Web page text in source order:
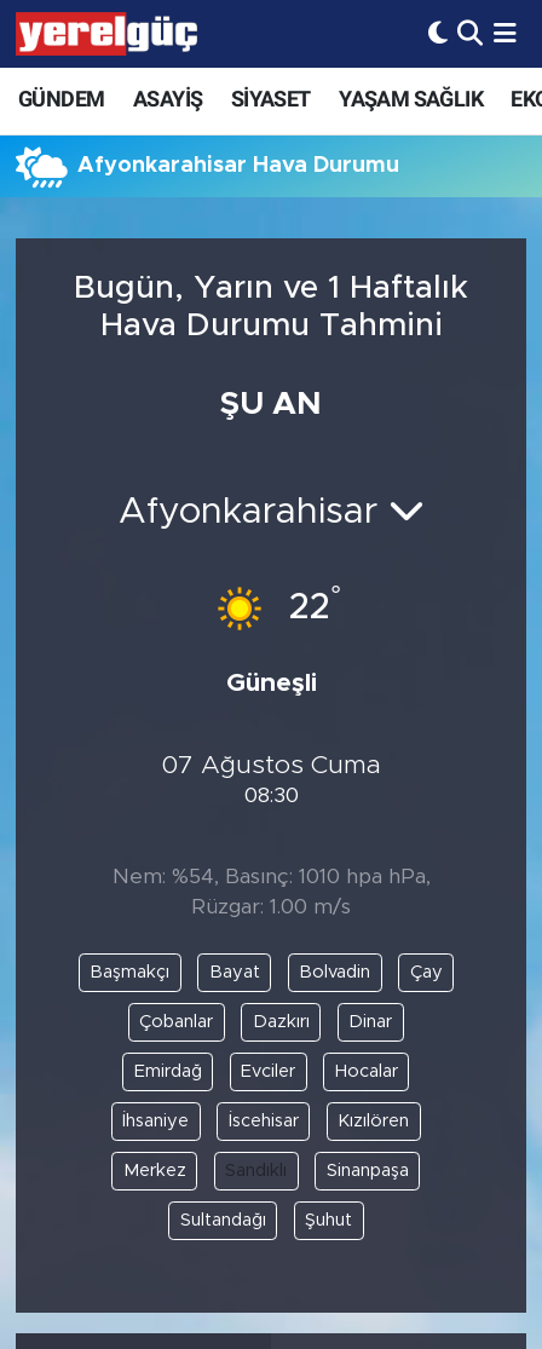
GÜNDEM ASAYİŞ SİYASET YAŞAM SAĞLIK
Afyonkarahisar Hava Durumu
Bugün, Yarın ve 1 Haftalık
Hava Durumu Tahmini
ŞU AN
Afyonkarahisar
22°
Güneşli
07 Ağustos Cuma
08:30
Nem: %54, Basınç: 1010 hpa hPa,
Rüzgar: 1.00 m/s
Başmakçı Bayat Bolvadin Çay
Çobanlar Dazkırı Dinar
Emirdağ Evciler Hocalar
İhsaniye İscehisar Kızılören
Merkez Sandıklı Sinanpaşa
Sultandağı Şuhut